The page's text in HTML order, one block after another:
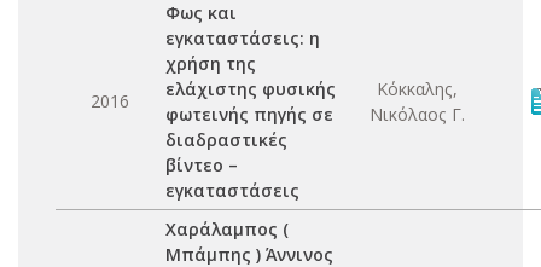
2016
Φως και
εγκαταστάσεις: η
χρήση της
ελάχιστης φυσικής
φωτεινής πηγής σε
διαδραστικές
βίντεο –
εγκαταστάσεις
Κόκκαλης,
Νικόλαος Γ.
Χαράλαμπος (
Μπάμπης ) Άννινος